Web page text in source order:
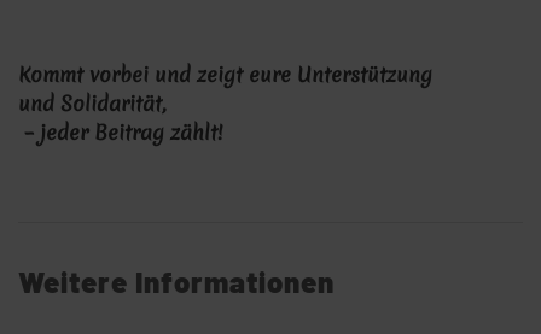
Kommt vorbei und zeigt eure Unterstützung
und Solidarität,
– jeder Beitrag zählt!
Weitere Informationen